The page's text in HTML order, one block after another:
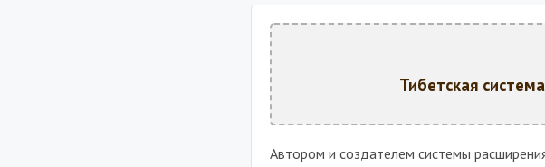
Тибетская
Автором и создателем системы